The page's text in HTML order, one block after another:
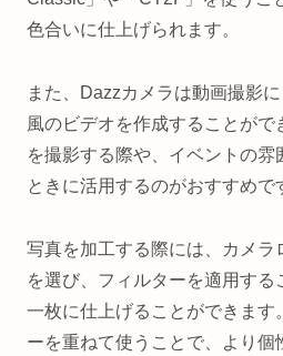
色合いに仕上げられます。
また、Dazzカメラは動画撮影
風のビデオを作成することがで
を撮影する際や、イベントの
ときに活用するのがおすすめで
写真を加工する際には、カメラ
を選び、フィルターを適用する
一枚に仕上げることができます
ーを重ねて使うことで、より個